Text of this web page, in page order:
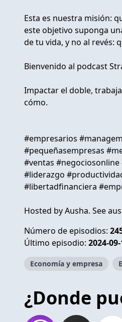
Esta es nuestra misión:
este objetivo suponga
de tu vida, y no al revés:
Bienvenido al podcast
Impactar el doble,
cómo.
#empresarios
#pequeñasempresas
#ventas
#liderazgo
#libertadfinanciera
Hosted by Ausha. See
Número de episodios:
Último episodio: 2024-
Economía y empresa
¿Donde